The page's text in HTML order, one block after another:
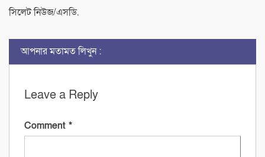
সিলেট নিউজ/এসডি.
আপনার মতামত লিখুন :
Leave a Reply
Comment *